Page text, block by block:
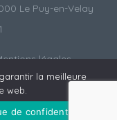
Le Puy-en-Velay
légales
la meilleure
web.
de confidentialité